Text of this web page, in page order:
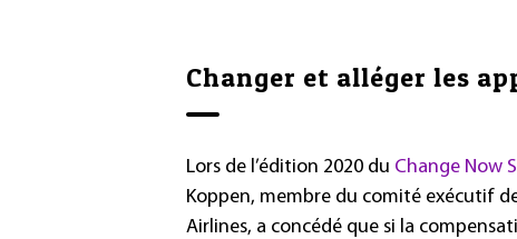
Changer et alléger les
Lors de l’édition 2020 du Change Now
Koppen, membre du comité exécutif
Airlines, a concédé que si la